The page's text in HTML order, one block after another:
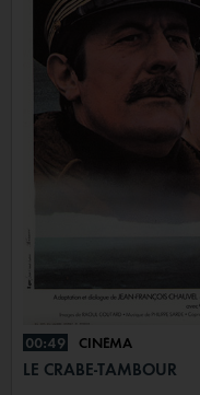
00:49 CINÉMA
LE CRABE-TAMBOUR